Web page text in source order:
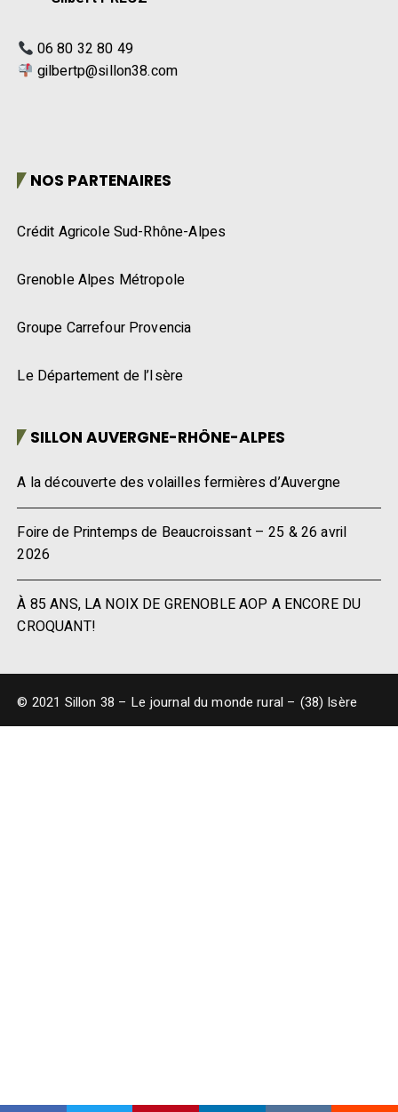
06 80 32 80 49
gilbertp@sillon38.com
NOS PARTENAIRES
Crédit Agricole Sud-Rhône-Alpes
Grenoble Alpes Métropole
Groupe Carrefour Provencia
Le Département de l’Isère
SILLON AUVERGNE-RHÔNE-ALPES
A la découverte des volailles fermières d’Auvergne
Foire de Printemps de Beaucroissant – 25 & 26 avril
2026
À 85 ANS, LA NOIX DE GRENOBLE AOP A ENCORE DU
CROQUANT!
© 2021 Sillon 38 – Le journal du monde rural – (38) Isère